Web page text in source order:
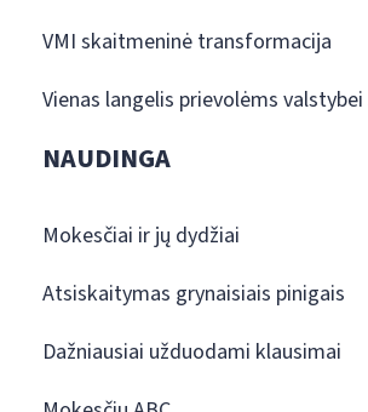
VMI skaitmeninė transformacija
Vienas langelis prievolėms
NAUDINGA
Mokesčiai ir jų dydžiai
Atsiskaitymas grynaisiais pinigais
Dažniausiai užduodami klausimai